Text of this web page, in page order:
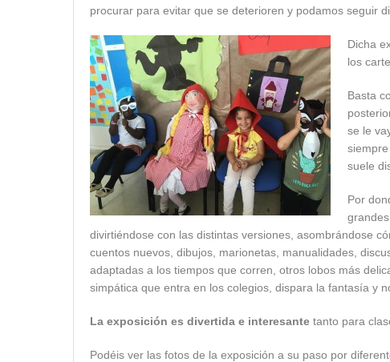
procurar para evitar que se deterioren y podamos seguir
Dicha
los
Basta
se le
suele
Por
divirtiéndose con las distintas versiones, asombrándose
cuentos nuevos, dibujos, marionetas, manualidades,
adaptadas a los tiempos que corren, otros lobos más
simpática que entra en los colegios, dispara la fantasía y
La exposición es divertida e interesante tanto para
Podéis ver las fotos de la exposición a su paso por